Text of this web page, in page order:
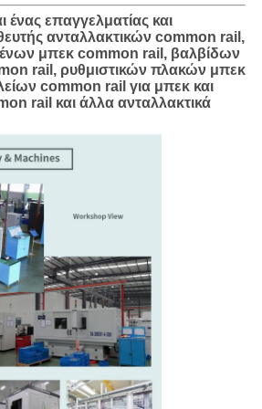
ένας επαγγελματίας και
ανταλλακτικών common rail,
μπεκ common rail, βαλβίδων
rail, ρυθμιστικών πλακών μπεκ
common rail για μπεκ και
rail και άλλα ανταλλακτικά